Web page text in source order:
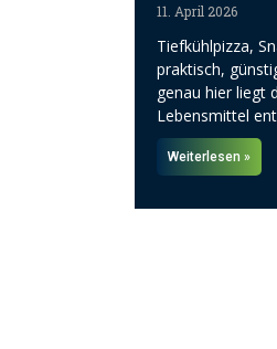
11. April 2026
Tiefkühlpizza,
praktisch,
genau hier liegt
Lebensmittel
Weiterlesen »